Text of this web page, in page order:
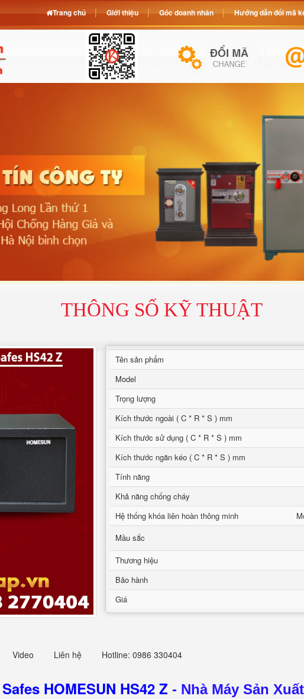
THÔNG SỐ KỸ THUẬT
Tên sản phẩm
Model
Trọng lượng
Kích thước ngoài ( C * R * S ) mm
Kích thước sử dụng ( C * R * S ) mm
Kích thước ngăn kéo ( C * R * S ) mm
Tính năng
Khả năng chống cháy
Hệ thống khóa liên hoàn thông minh
Mầu sắc
Thương hiệu
Bảo hành
Giá
Video Liên hệ Hotline: 0986 330404
HOMESUN HS42 Z - Nhà Máy Sản
Trang chủ Giới thiệu Góc doanh nhân Hướng dẫn đổi mã